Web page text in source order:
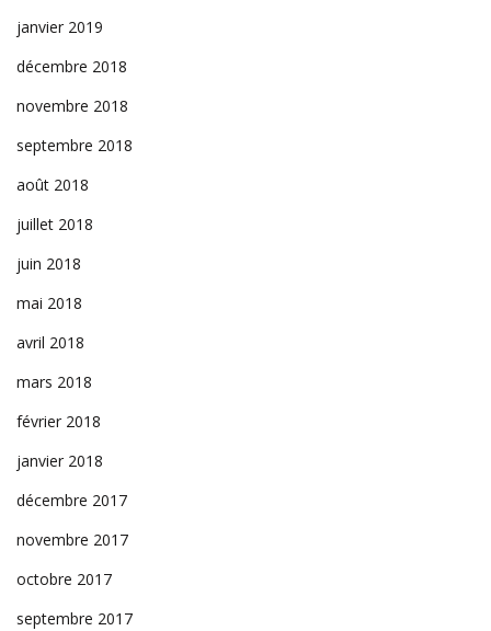
janvier 2019
décembre 2018
novembre 2018
septembre 2018
août 2018
juillet 2018
juin 2018
mai 2018
avril 2018
mars 2018
février 2018
janvier 2018
décembre 2017
novembre 2017
octobre 2017
septembre 2017